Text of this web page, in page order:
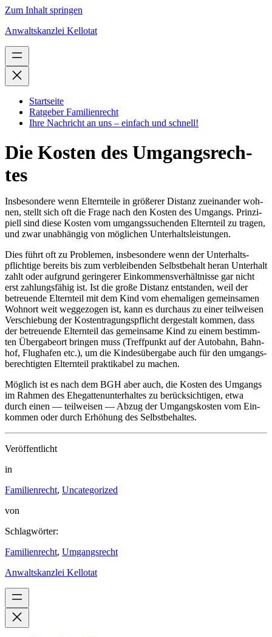
Zum Inhalt springen
Anwaltskanzlei Kellotat
Startseite
Ratgeber Familienrecht
Ihre Nachricht an uns – einfach und schnell!
Die Kos­ten des Umgangs­rech­
tes
Ins­be­son­de­re wenn Eltern­tei­le in grö­ße­rer Distanz zuein­an­der woh­
nen, stellt sich oft die Fra­ge nach den Kos­ten des Umgangs. Prin­zi­
pi­ell sind die­se Kos­ten vom umgangs­su­chen­den Eltern­teil zu tra­gen,
und zwar unab­hän­gig von mög­li­chen Unter­halts­leis­tun­gen.
Dies führt oft zu Pro­ble­men, ins­be­son­de­re wenn der Unter­halts­
pflich­ti­ge bereits bis zum ver­blei­ben­den Selbst­be­halt her­an Unter­halt
zahlt oder auf­grund gerin­ge­rer Ein­kom­mens­ver­hält­nis­se gar nicht
erst zah­lungs­fä­hig ist. Ist die gro­ße Distanz ent­stan­den, weil der
betreu­en­de Eltern­teil mit dem Kind vom ehe­ma­li­gen gemein­sa­men
Wohn­ort weit weg­ge­zo­gen ist, kann es durch­aus zu einer teil­wei­sen
Ver­schie­bung der Kos­ten­tra­gungs­pflicht der­ge­stalt kom­men, dass
der betreu­en­de Eltern­teil das gemein­sa­me Kind zu einem bestimm­
ten Über­ga­be­ort brin­gen muss (Treff­punkt auf der Auto­bahn, Bahn­
hof, Flug­ha­fen etc.), um die Kin­des­über­ga­be auch für den umgangs­
be­rech­tig­ten Eltern­teil prak­ti­ka­bel zu machen.
Mög­lich ist es nach dem BGH aber auch, die Kos­ten des Umgangs
im Rah­men des Ehe­gat­ten­un­ter­hal­tes zu berück­sich­ti­gen, etwa
durch einen — teil­wei­sen — Abzug der Umgangs­kos­ten vom Ein­
kom­men oder durch Erhö­hung des Selbst­be­hal­tes.
Veröffentlicht
in
Familienrecht, Uncategorized
von
Schlagwörter:
Familienrecht, Umgangsrecht
Anwaltskanzlei Kellotat